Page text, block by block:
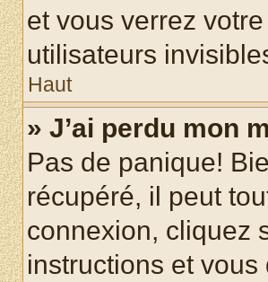
et vous verrez
utilisateurs
Haut
» J’ai perdu mon
Pas de panique!
récupéré, il peut
connexion, cliquez
instructions et